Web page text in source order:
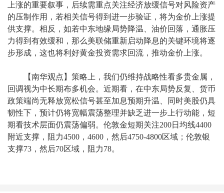
上涨的重要叙事，后续需重点关注经济放缓信号对风险资产
的压制作用，若相关信号得到进一步验证，将为金价上涨提
供支撑。相反，如若中东地缘局势降温、油价回落，通胀压
力得到有效缓和，那么美联储重新启动降息的关键环境将逐
步形成，这也将利好黄金投资需求回流，推动金价上涨。
【南华观点】策略上，我们仍维持战略性看多贵金属，
回调视为中长期布多机会。近期看，在中东局势反复、货币
政策端尚无释放宽松信号甚至加息预期升温、同时美股仍具
韧性下，预计仍将宽幅震荡整理并缺乏进一步上行动能，短
期看技术层面仍震荡偏弱。伦敦金短期关注200日均线4400
附近支撑，阻力4500，4600，然后4750-4800区域；伦敦银
支撑73，然后70区域，阻力78。